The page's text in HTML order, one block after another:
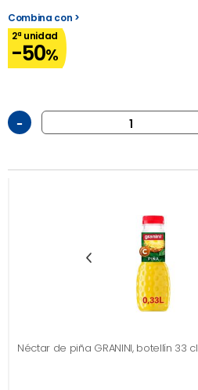
Combina con >
2ª unidad
-50%
-
Néctar de piña GRANINI, botellín 33 cl